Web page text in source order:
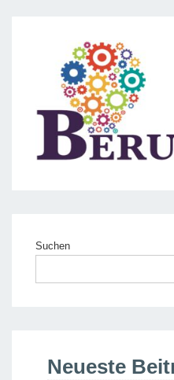
Suchen
Neueste